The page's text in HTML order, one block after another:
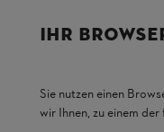
Jahr hindurch zu
Chinaschilf oder Seggen.
eine individuelle
anderen Pflanzen dienen.
IHR
Sie nutzen einen
wir Ihnen, zu einem